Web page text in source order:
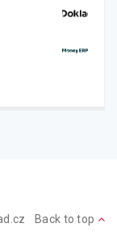
Back to top